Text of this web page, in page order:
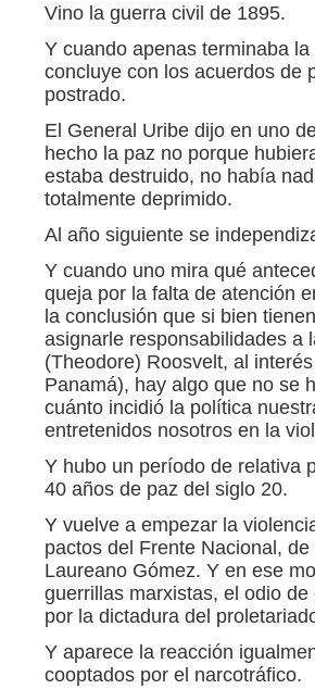
Vino la guerra civil de 1895.
Y cuando apenas terminaba
concluye con los acuerdos de
postrado.
El General Uribe dijo en uno
hecho la paz no porque
estaba destruido, no había
totalmente deprimido.
Al año siguiente se
Y cuando uno mira qué
queja por la falta de atención
la conclusión que si bien
asignarle responsabilidades a
(Theodore) Roosvelt, al
Panamá), hay algo que no se
cuánto incidió la política
entretenidos nosotros en la
Y hubo un período de relativa
40 años de paz del siglo 20.
Y vuelve a empezar la
pactos del Frente Nacional,
Laureano Gómez. Y en ese
guerrillas marxistas, el odio
por la dictadura del
Y aparece la reacción
cooptados por el narcotráfico.